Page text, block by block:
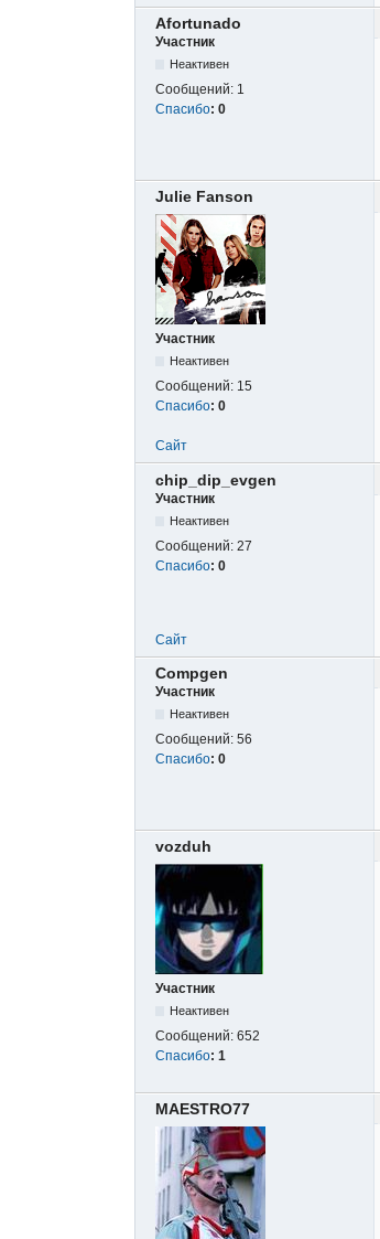
Afortunado
Участник
Неактивен
Сообщений: 1
Спасибо: 0
Julie Fanson
Участник
Неактивен
Сообщений: 15
Спасибо: 0
Сайт
chip_dip_evgen
Участник
Неактивен
Сообщений: 27
Спасибо: 0
Сайт
Compgen
Участник
Неактивен
Сообщений: 56
Спасибо: 0
vozduh
Участник
Неактивен
Сообщений: 652
Спасибо: 1
MAESTRO77